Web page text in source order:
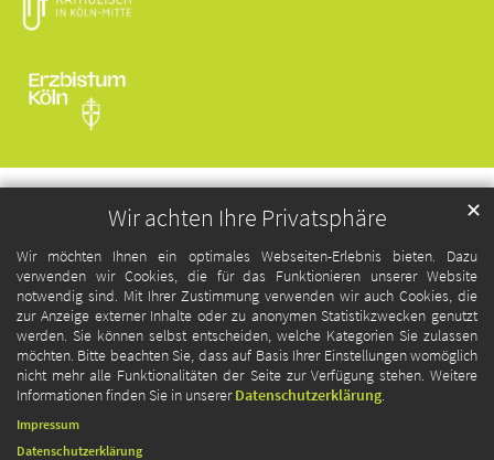
Wir achten Ihre Privatsphäre
Wir möchten Ihnen ein optimales Webseiten-Erlebnis bieten. Dazu
verwenden wir Cookies, die für das Funktionieren unserer Website
notwendig sind. Mit Ihrer Zustimmung verwenden wir auch Cookies, die
zur Anzeige externer Inhalte oder zu anonymen Statistikzwecken genutzt
werden. Sie können selbst entscheiden, welche Kategorien Sie zulassen
möchten. Bitte beachten Sie, dass auf Basis Ihrer Einstellungen womöglich
nicht mehr alle Funktionalitäten der Seite zur Verfügung stehen. Weitere
Informationen finden Sie in unsererDatenschutzerklärung.
✕
Impressum
Datenschutzerklärung